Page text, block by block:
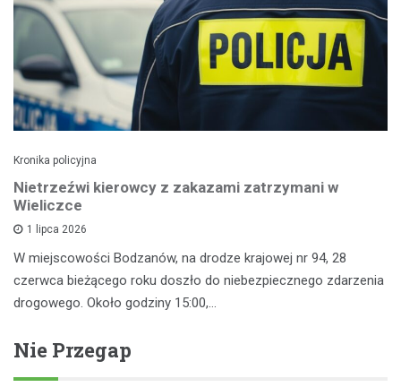
Kronika policyjna
Nietrzeźwi kierowcy z zakazami zatrzymani w
Wieliczce
1 lipca 2026
W miejscowości Bodzanów, na drodze krajowej nr 94, 28
czerwca bieżącego roku doszło do niebezpiecznego zdarzenia
drogowego. Około godziny 15:00,…
Nie Przegap